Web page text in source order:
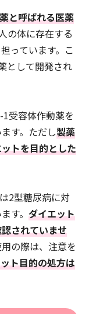
と呼ばれる医薬
の体に存在する
っています。こ
として開発され
受容体作動薬を
す。ただし製薬
トを目的とした
2型糖尿病に対
す。 ダイエット
されていませ
の際は、注意を
ト目的の処方は